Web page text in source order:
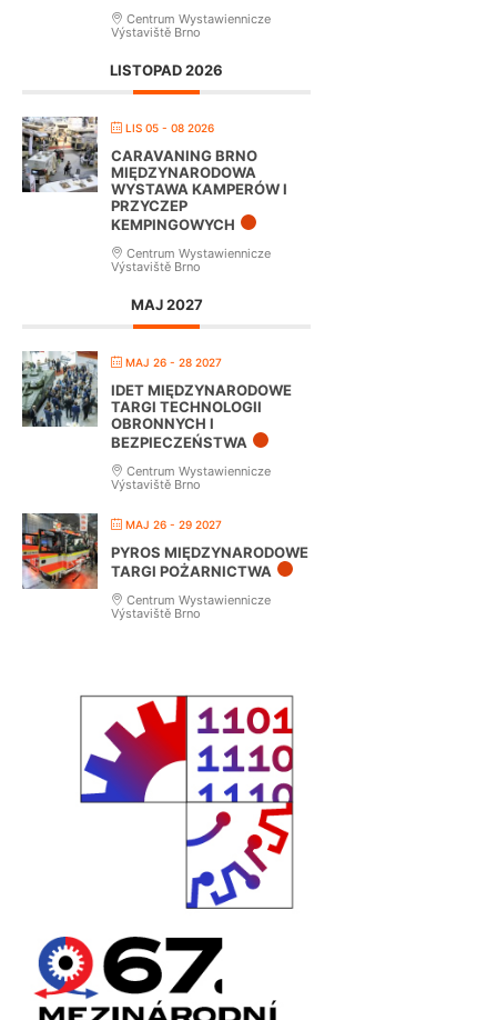
Centrum Wystawiennicze
Výstaviště Brno
LISTOPAD 2026
LIS 05 - 08 2026
CARAVANING BRNO
MIĘDZYNARODOWA
WYSTAWA KAMPERÓW I
PRZYCZEP
KEMPINGOWYCH
Centrum Wystawiennicze
Výstaviště Brno
MAJ 2027
MAJ 26 - 28 2027
IDET MIĘDZYNARODOWE
TARGI TECHNOLOGII
OBRONNYCH I
BEZPIECZEŃSTWA
Centrum Wystawiennicze
Výstaviště Brno
MAJ 26 - 29 2027
PYROS MIĘDZYNARODOWE
TARGI POŻARNICTWA
Centrum Wystawiennicze
Výstaviště Brno